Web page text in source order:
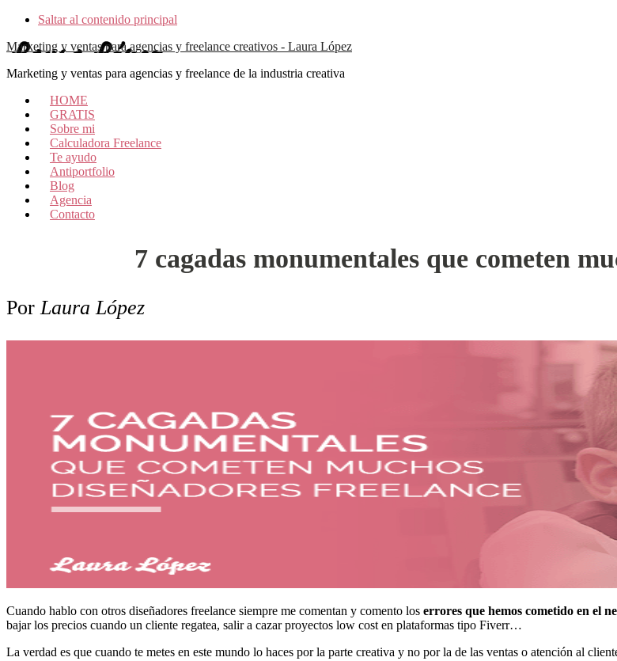
Saltar al contenido principal
Marketing y ventas para agencias y freelance creativos - Laura López
Marketing y ventas para agencias y freelance de la industria creativa
HOME
GRATIS
Sobre mi
Calculadora Freelance
Te ayudo
Antiportfolio
Blog
Agencia
Contacto
7 cagadas monumentales que cometen
PorLaura López
Cuando hablo con otros diseñadores freelance siempre me comentan y comento los errores que hemos cometido en el
bajar los precios cuando un cliente regatea, salir a cazar proyectos low cost en plataformas tipo Fiverr…
La verdad es que cuando te metes en este mundo lo haces por la parte creativa y no por la de las ventas o atención al